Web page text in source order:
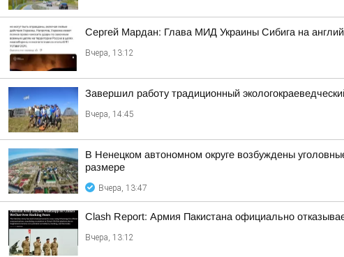
Сергей Мардан: Глава МИД Украины Сибига на
Вчера, 13:12
Завершил работу традиционный
Вчера, 14:45
В Ненецком автономном округе возбуждены
размере
Вчера, 13:47
Clash Report: Армия Пакистана официально
Вчера, 13:12